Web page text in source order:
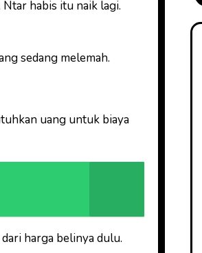
habis itu naik lagi.
sedang melemah.
uang untuk biaya
harga belinya dulu.